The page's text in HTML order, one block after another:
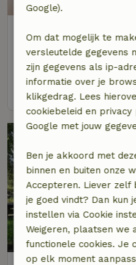
Natuurhuisje in
Gelderland, Nederland
4 personen 2
Google).
Om dat mogelijk te
versleutelde gegevens
zijn gegevens als ip-
informatie over je
klikgedrag. Lees
cookiebeleid en
Google met jouw
Ben je akkoord met
binnen en buiten onze
Accepteren. Liever zelf
je goed vindt? Dan kun
instellen via Cookie
Weigeren, plaatsen we
functionele cookies. Je
op elk moment